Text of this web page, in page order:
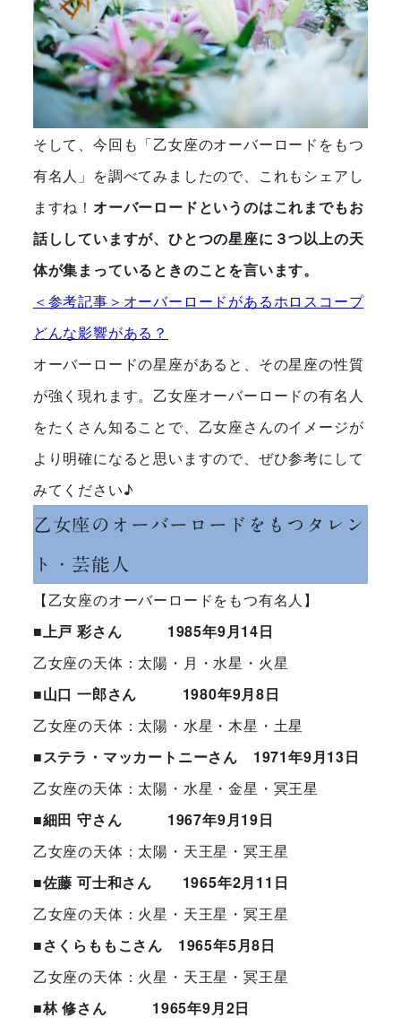
そして、今回も「乙女座のオーバーロードをもつ
有名人」を調べてみましたので、これもシェアし
ますね！ オーバーロードというのはこれまでもお
話ししていますが、ひとつの星座に３つ以上の天
体が集まっているときのことを言います。
＜参考記事＞オーバーロードがあるホロスコープ
どんな影響がある？
オーバーロードの星座があると、その星座の性質
が強く現れます。乙女座オーバーロードの有名人
をたくさん知ることで、乙女座さんのイメージが
より明確になると思いますので、ぜひ参考にして
みてください♪
乙女座のオーバーロードをもつタレン
ト・芸能人
【乙女座のオーバーロードをもつ有名人】
■上戸 彩さん 1985年9月14日
乙女座の天体：太陽・月・水星・火星
■山口 一郎さん 1980年9月8日
乙女座の天体：太陽・水星・木星・土星
■ステラ・マッカートニーさん 1971年9月13日
乙女座の天体：太陽・水星・金星・冥王星
■細田 守さん 1967年9月19日
乙女座の天体：太陽・天王星・冥王星
■佐藤 可士和さん 1965年2月11日
乙女座の天体：火星・天王星・冥王星
■さくらももこさん 1965年5月8日
乙女座の天体：火星・天王星・冥王星
■林 修さん 1965年9月2日